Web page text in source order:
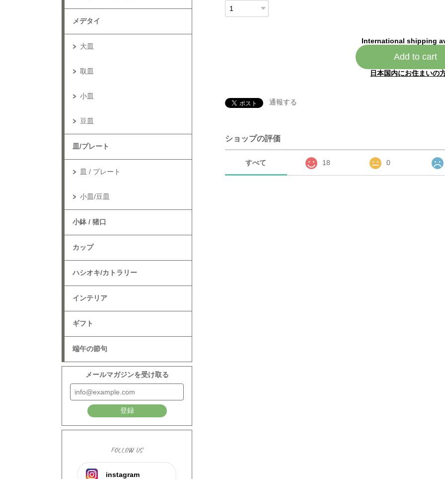
メデタイ
大皿
取皿
小皿
豆皿
皿/プレート
皿 / プレート
小皿/豆皿
小鉢 / 猪口
カップ
ハシオキ/カトラリー
インテリア
ギフト
端午の節句
メールマガジンを受け取る
登録
FOLLOW US
instagram
International shipping
Add to cart
日本国内にお住まいの
通報する
ショップの評価
すべて 18 0